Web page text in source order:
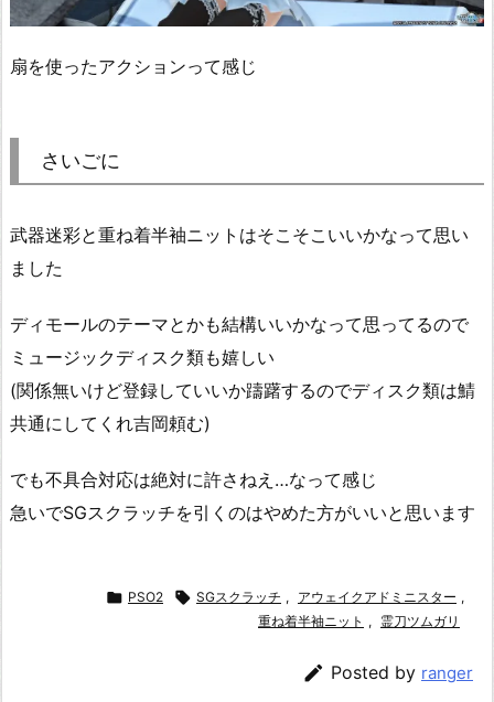
扇を使ったアクションって感じ
さいごに
武器迷彩と重ね着半袖ニットはそこそこいいかなって思い
ました
ディモールのテーマとかも結構いいかなって思ってるので
ミュージックディスク類も嬉しい
(関係無いけど登録していいか躊躇するのでディスク類は鯖
共通にしてくれ吉岡頼む)
でも不具合対応は絶対に許さねえ…なって感じ
急いでSGスクラッチを引くのはやめた方がいいと思います
 PSO2  SGスクラッチ , アウェイクアドミニスター ,
重ね着半袖ニット , 霊刀ツムガリ
 Posted by ranger